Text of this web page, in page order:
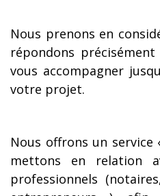
Nous prenons en
répondons
vous accompagner
votre projet.
Nous offrons un service
mettons en relation
professionnels